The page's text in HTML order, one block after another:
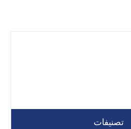
تصنيفات